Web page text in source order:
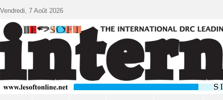
Vendredi, 7 Août 2026